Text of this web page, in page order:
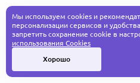
Мы используем cookies и
персонализации сервисов и
запретить сохранение cookie в
использования Cookies
Хорошо